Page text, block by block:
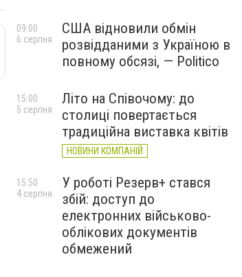
США відновили обмін
розвідданими з Україною в
повному обсязі, — Politico
09:00
6 серпня
Літо на Співочому: до
столиці повертається
традиційна виставка квітів
НОВИНИ КОМПАНІЙ
15:00
5 серпня
У роботі Резерв+ стався
збій: доступ до
електронних військово-
облікових документів
обмежений
15:50
4 серпня